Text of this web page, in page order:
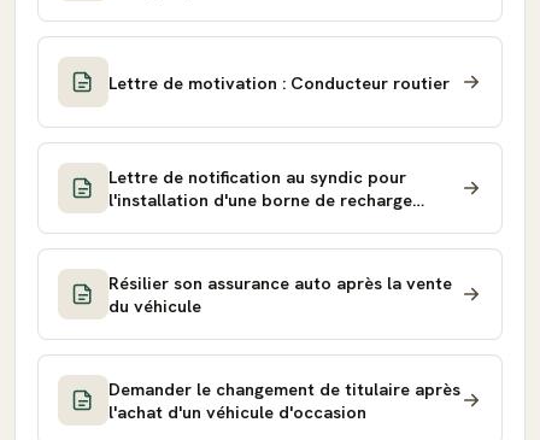
Lettre de motivation : Conducteur routier
Lettre de notification au syndic pour
l'installation d'une borne de recharge
Résilier son assurance auto après la vente
du véhicule
Demander le changement de titulaire après
l'achat d'un véhicule d'occasion